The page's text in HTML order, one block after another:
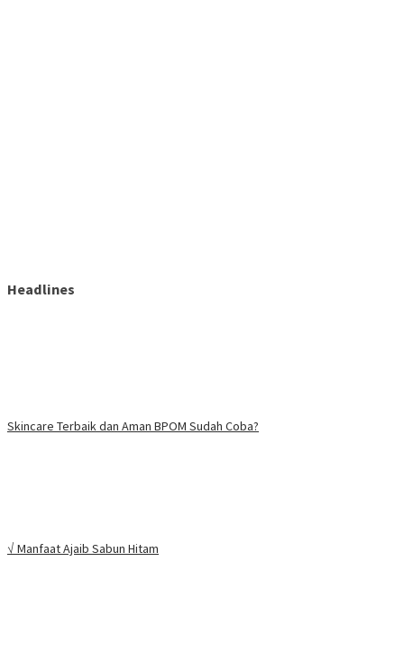
Headlines
Skincare Terbaik dan Aman BPOM Sudah Coba?
√ Manfaat Ajaib Sabun Hitam